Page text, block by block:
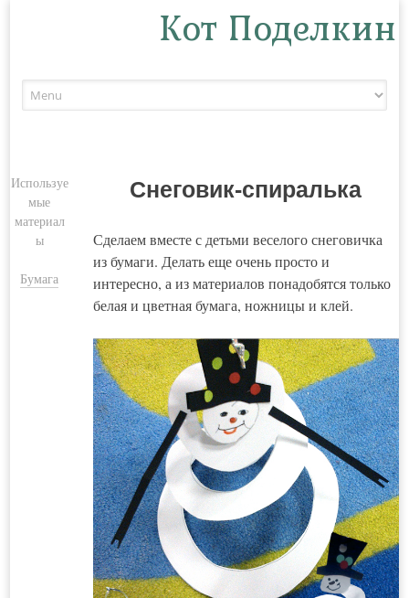
Кот Поделкин
Используе
мые
материал
ы
Бумага
Снеговик-спиралька
Сделаем вместе с детьми веселого снеговичка
из бумаги. Делать еще очень просто и
интересно, а из материалов понадобятся только
белая и цветная бумага, ножницы и клей.